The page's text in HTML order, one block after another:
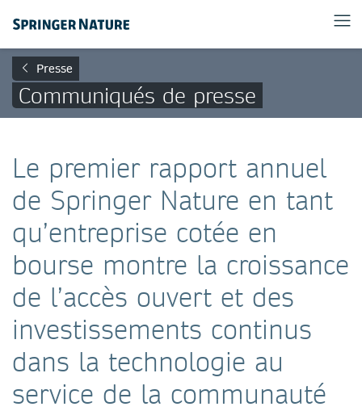
Presse
Communiqués de presse
Le premier rapport annuel
de Springer Nature en tant
qu’entreprise cotée en
bourse montre la croissance
de l’accès ouvert et des
investissements continus
dans la technologie au
service de la communauté